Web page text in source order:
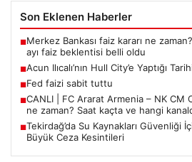
Son Eklenen Haberler
■Merkez Bankası faiz kararı ne
ayı faiz beklentisi belli oldu
■Acun Ilıcalı’nın Hull City’e Yaptığı
■Fed faizi sabit tuttu
■CANLI | FC Ararat Armenia – NK CM
ne zaman? Saat kaçta ve hangi
■Tekirdağ’da Su Kaynakları Güvenliği
Büyük Ceza Kesintileri